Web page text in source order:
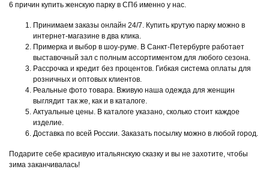
6 причин купить женскую парку в СПб именно у нас.
Принимаем заказы онлайн 24/7. Купить крутую парку можно в
интернет-магазине в два клика.
Примерка и выбор в шоу-руме. В Санкт-Петербурге работает
выставочный зал с полным ассортиментом для любого сезона.
Рассрочка и кредит без процентов. Гибкая система оплаты для
розничных и оптовых клиентов.
Реальные фото товара. Вживую наша одежда для женщин
выглядит так же, как и в каталоге.
Актуальные цены. В каталоге указано, сколько стоит каждое
изделие.
Доставка по всей России. Заказать посылку можно в любой город.
Подарите себе красивую итальянскую сказку и вы не захотите, чтобы
зима заканчивалась!